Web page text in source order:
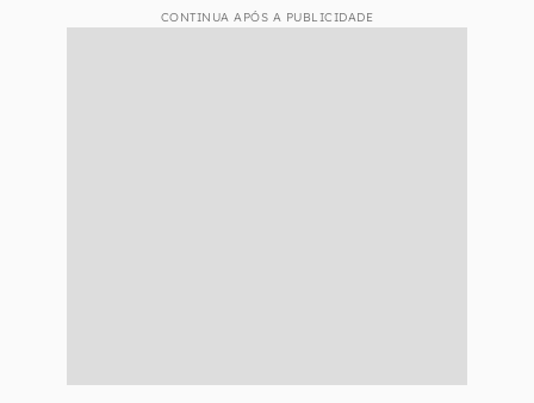
CONTINUA APÓS A PUBLICIDADE